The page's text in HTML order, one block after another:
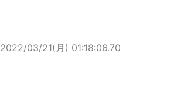
2022/03/21(月) 01:18:06.70